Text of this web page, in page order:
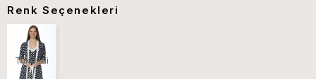
Renk Seçenekleri
Tükendi